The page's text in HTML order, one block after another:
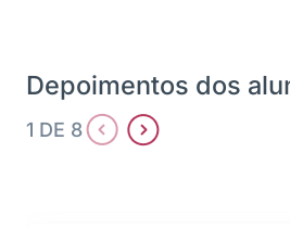
Depoimentos dos
1 DE 8